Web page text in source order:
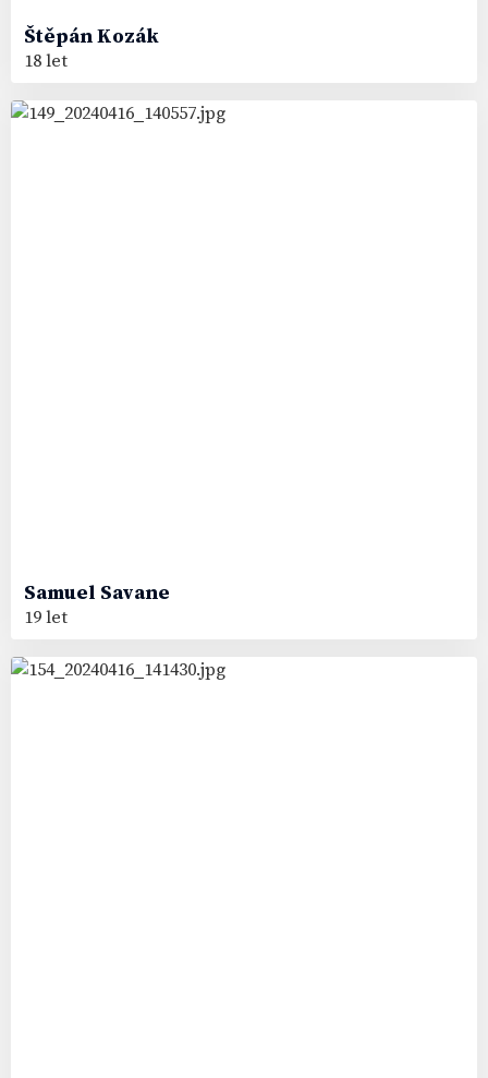
ŠtěpánKozák
18 let
Samuel Savane
19 let
12
18